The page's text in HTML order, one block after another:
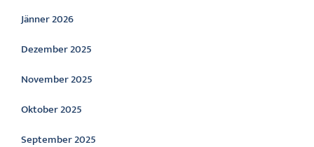
Jänner 2026
Dezember 2025
November 2025
Oktober 2025
September 2025